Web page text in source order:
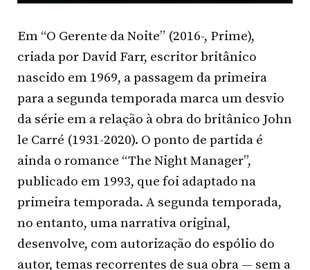
Em “O Gerente da Noite” (2016-, Prime),
criada por David Farr, escritor britânico
nascido em 1969, a passagem da primeira
para a segunda temporada marca um desvio
da série em a relação à obra do britânico John
le Carré (1931-2020). O ponto de partida é
ainda o romance “The Night Manager”,
publicado em 1993, que foi adaptado na
primeira temporada. A segunda temporada,
no entanto, uma narrativa original,
desenvolve, com autorização do espólio do
autor, temas recorrentes de sua obra — sem a